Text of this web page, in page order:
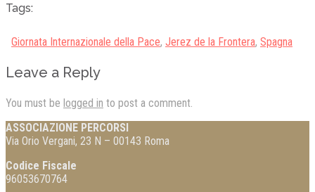
Tags:
Giornata Internazionale della Pace, Jerez de la Frontera, Spagna
Leave a Reply
You must be logged in to post a comment.
ASSOCIAZIONE PERCORSI
Via Orio Vergani, 23 N – 00143 Roma
Codice Fiscale
96053670764